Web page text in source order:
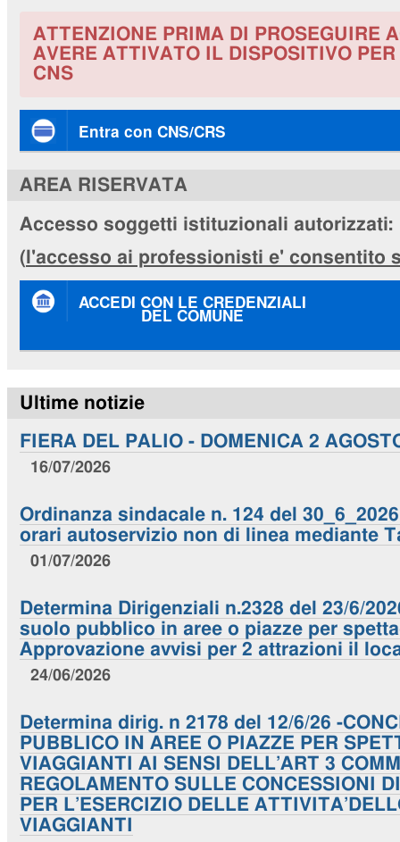
ATTENZIONE PRIMA DI PROSEGUIRE
AVERE ATTIVATO IL DISPOSITIVO
CNS
Entra con CNS/CRS
AREA RISERVATA
Accesso soggetti istituzionali autorizzati:
( l'accesso ai professionisti e' consentito
ACCEDI CON LE CREDENZIALI
DEL COMUNE
Ultime notizie
FIERA DEL PALIO - DOMENICA 2
16/07/2026
Ordinanza sindacale n. 124 del
orari autoservizio non di linea mediante
01/07/2026
Determina Dirigenziali n.2328 del 23/6/
suolo pubblico in aree o piazze per
Approvazione avvisi per 2 attrazioni il
24/06/2026
Determina dirig. n 2178 del 12/6/26 -
PUBBLICO IN AREE O PIAZZE PER
VIAGGIANTI AI SENSI DELL’ART 3
REGOLAMENTO SULLE CONCESSIONI
PER L’ESERCIZIO DELLE
VIAGGIANTI